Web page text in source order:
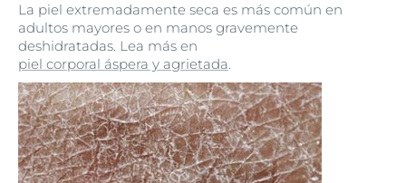
La piel extremadamente seca es más común en
adultos mayores o en manos gravemente
deshidratadas. Lea más en
piel corporal áspera y agrietada.